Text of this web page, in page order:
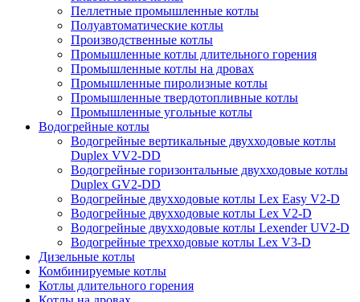
Пеллетные промышленные котлы
Полуавтоматические котлы
Производственные котлы
Промышленные котлы длительного горения
Промышленные котлы на дровах
Промышленные пиролизные котлы
Промышленные твердотопливные котлы
Промышленные угольные котлы
Водогрейные котлы
Водогрейные вертикальные двухходовые котлы
Duplex VV2-DD
Водогрейные горизонтальные двухходовые котлы
Duplex GV2-DD
Водогрейные двухходовые котлы Lex Easy V2-D
Водогрейные двухходовые котлы Lex V2-D
Водогрейные двухходовые котлы Lexender UV2-D
Водогрейные трехходовые котлы Lex V3-D
Дизельные котлы
Комбинируемые котлы
Котлы длительного горения